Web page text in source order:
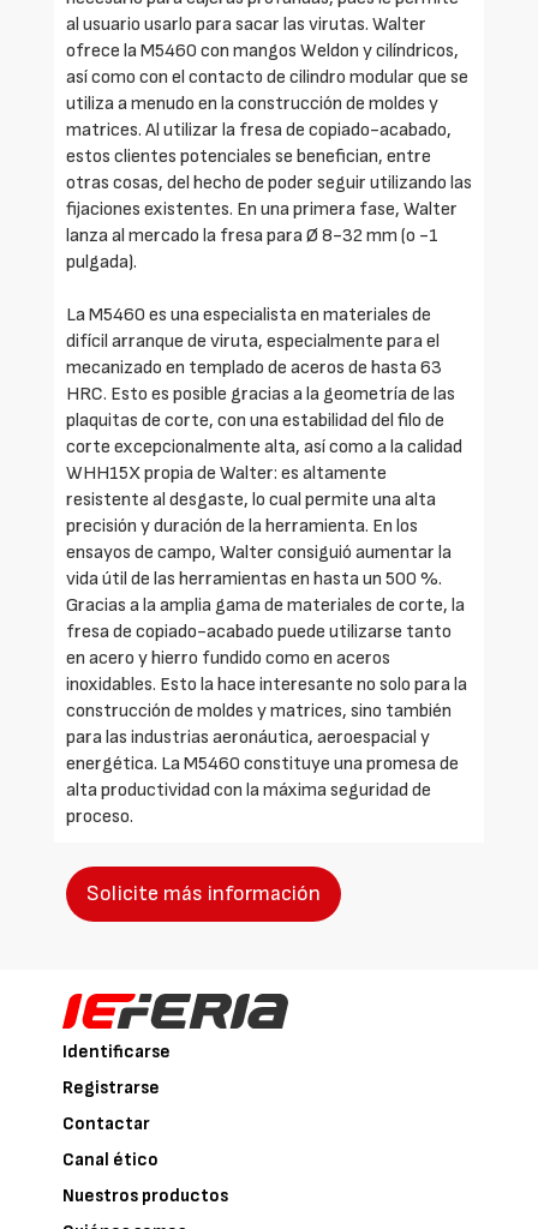
al usuario usarlo para sacar las virutas. Walter
ofrece la M5460 con mangos Weldon y cilíndricos,
así como con el contacto de cilindro modular que se
utiliza a menudo en la construcción de moldes y
matrices. Al utilizar la fresa de copiado-acabado,
estos clientes potenciales se benefician, entre
otras cosas, del hecho de poder seguir utilizando las
fijaciones existentes. En una primera fase, Walter
lanza al mercado la fresa para Ø 8-32 mm (o -1
pulgada).
La M5460 es una especialista en materiales de
difícil arranque de viruta, especialmente para el
mecanizado en templado de aceros de hasta 63
HRC. Esto es posible gracias a la geometría de las
plaquitas de corte, con una estabilidad del filo de
corte excepcionalmente alta, así como a la calidad
WHH15X propia de Walter: es altamente
resistente al desgaste, lo cual permite una alta
precisión y duración de la herramienta. En los
ensayos de campo, Walter consiguió aumentar la
vida útil de las herramientas en hasta un 500 %.
Gracias a la amplia gama de materiales de corte, la
fresa de copiado-acabado puede utilizarse tanto
en acero y hierro fundido como en aceros
inoxidables. Esto la hace interesante no solo para la
construcción de moldes y matrices, sino también
para las industrias aeronáutica, aeroespacial y
energética. La M5460 constituye una promesa de
alta productividad con la máxima seguridad de
proceso.
Solicite más información
Identificarse
Registrarse
Contactar
Canal ético
Nuestros productos